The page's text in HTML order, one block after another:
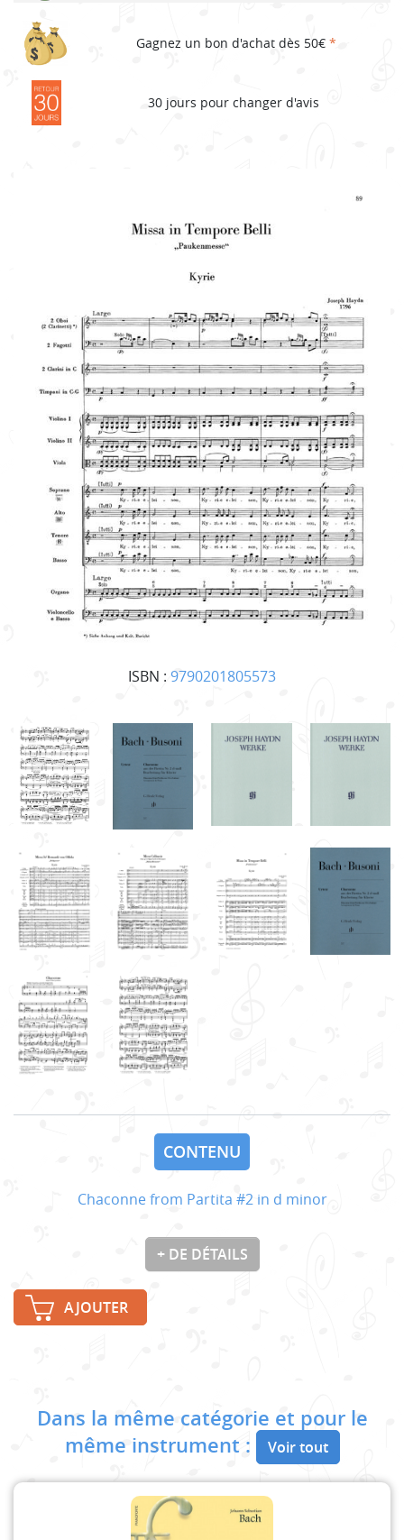
ISBN : 9790201805573
Gagnez un bon d'achat dès 50€ *
30 jours pour changer d'avis
CONTENU
Chaconne from Partita #2 in d minor
+ DE DÉTAILS
AJOUTER
Dans la même catégorie et pour le
même instrument :
Voir tout